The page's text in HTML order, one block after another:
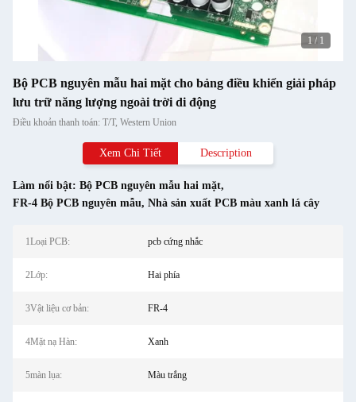
1 / 1
Bộ PCB nguyên mẫu hai mặt cho bảng điều khiển giải pháp
lưu trữ năng lượng ngoài trời di động
Điều khoản thanh toán: T/T, Western Union
Xem Chi Tiết Description
Làm nổi bật: Bộ PCB nguyên mẫu hai mặt,
FR-4 Bộ PCB nguyên mẫu, Nhà sản xuất PCB màu xanh lá cây
1Loại PCB: pcb cứng nhắc
2Lớp: Hai phía
3Vật liệu cơ bản: FR-4
4Mặt nạ Hàn: Xanh
5màn lụa: Màu trắng